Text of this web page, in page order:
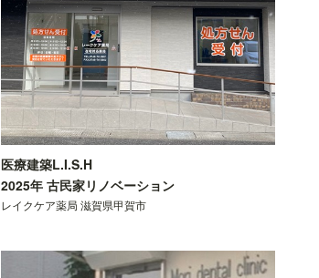
医療建築L.I.S.H
2025年 古民家リノベーション
レイクケア薬局 滋賀県甲賀市